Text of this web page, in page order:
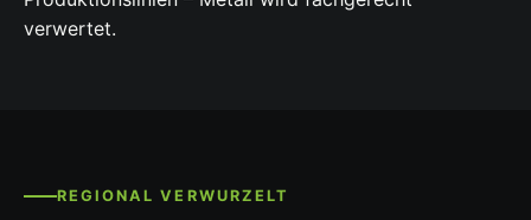
verwertet.
REGIONAL VERWURZELT